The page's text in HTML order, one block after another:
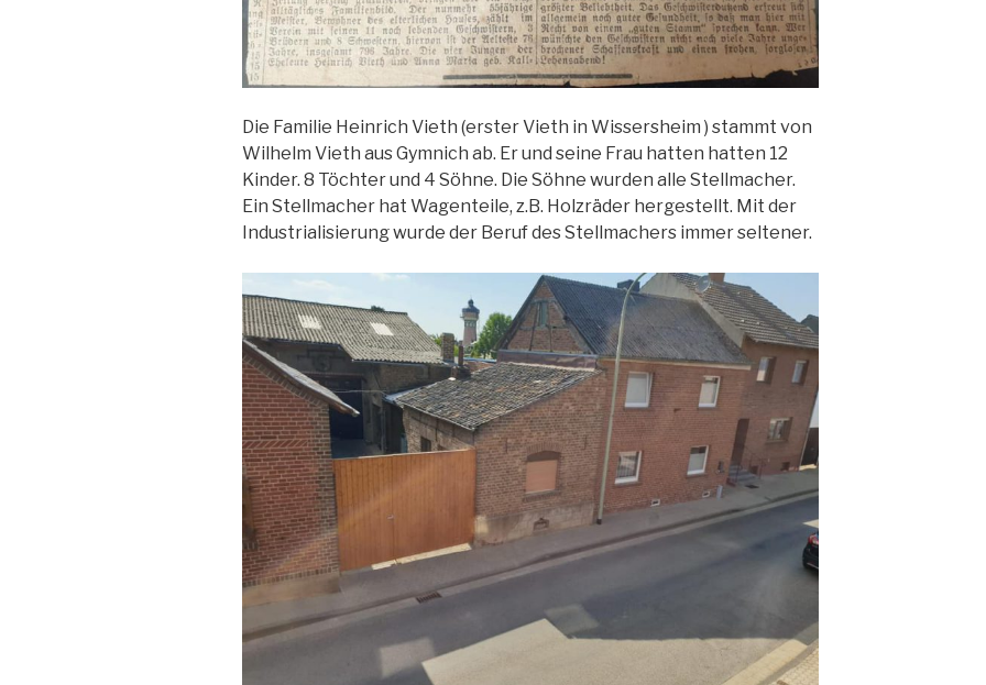
Die Familie Heinrich Vieth (erster Vieth in Wissersheim ) stammt von
Wilhelm Vieth aus Gymnich ab. Er und seine Frau hatten hatten 12
Kinder. 8 Töchter und 4 Söhne. Die Söhne wurden alle Stellmacher.
Ein Stellmacher hat Wagenteile, z.B. Holzräder hergestellt. Mit der
Industrialisierung wurde der Beruf des Stellmachers immer seltener.